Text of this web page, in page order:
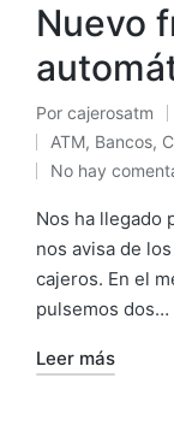
Nuevo
Publicado
por
Por cajerosatm
Publicado
en
ATM, Bancos,
No hay
Nos ha llegado
nos avisa de
cajeros. En el
pulsemos dos…
Leer más